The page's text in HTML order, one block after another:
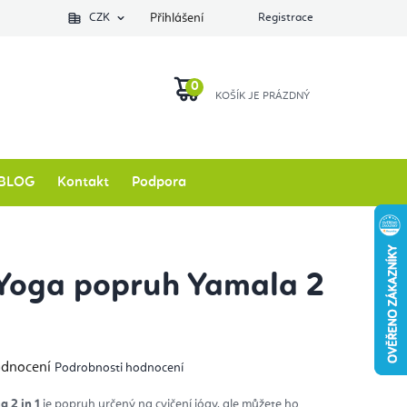
Podlozkynajogu.cz Zkontrolovat stav objednávky O nás
CZK Přihlášení Registrace
KOŠÍK
Kontakt Podpora
popruh Yamala 2
Podrobnosti hodnocení
2 in 1 je popruh určený na cvičení jógy, ale můžete ho